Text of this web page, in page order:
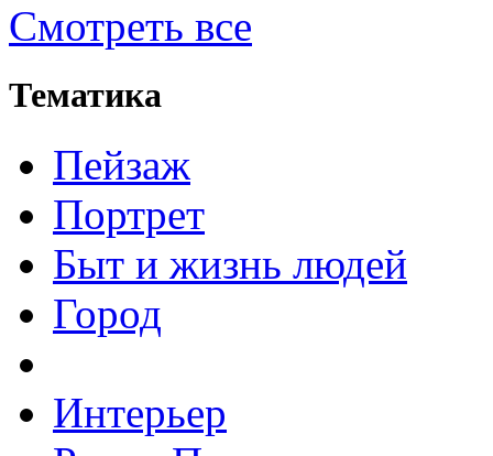
Смотреть все
Тематика
Пейзаж
Портрет
Быт и жизнь людей
Город
Интерьер